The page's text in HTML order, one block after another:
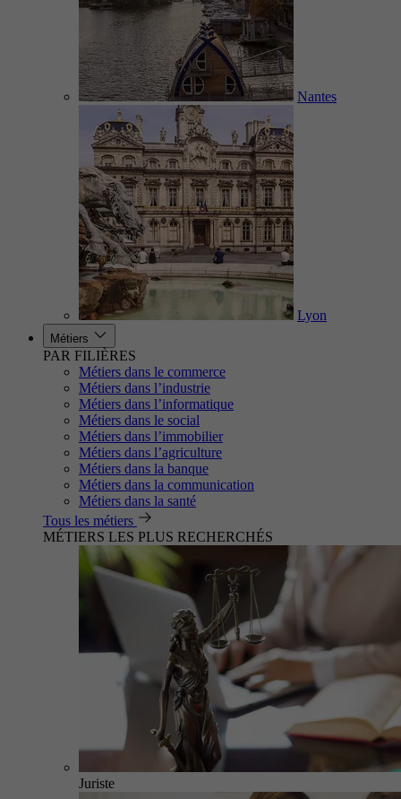
Nantes
Lyon
Métiers
PAR FILIÈRES
Métiers dans le commerce
Métiers dans l’industrie
Métiers dans l’informatique
Métiers dans le social
Métiers dans l’immobilier
Métiers dans l’agriculture
Métiers dans la banque
Métiers dans la communication
Métiers dans la santé
Tous les métiers
MÉTIERS LES PLUS RECHERCHÉS
Juriste